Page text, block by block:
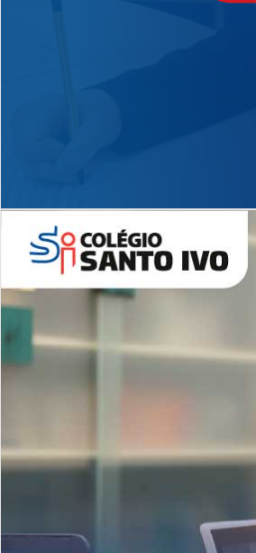
Novidades 2026 High School
EDUCAÇÃO
Inglês todos os
igh
Dupla